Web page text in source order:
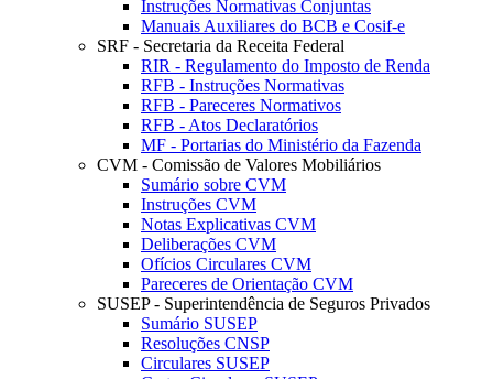
Instruções Normativas Conjuntas
Manuais Auxiliares do BCB e Cosif-e
SRF - Secretaria da Receita Federal
RIR - Regulamento do Imposto de Renda
RFB - Instruções Normativas
RFB - Pareceres Normativos
RFB - Atos Declaratórios
MF - Portarias do Ministério da Fazenda
CVM - Comissão de Valores Mobiliários
Sumário sobre CVM
Instruções CVM
Notas Explicativas CVM
Deliberações CVM
Ofícios Circulares CVM
Pareceres de Orientação CVM
SUSEP - Superintendência de Seguros Privados
Sumário SUSEP
Resoluções CNSP
Circulares SUSEP